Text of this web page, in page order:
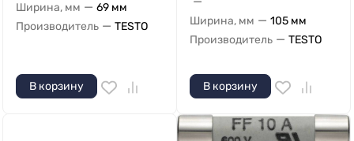
Ширина, мм — 69 мм
Производитель — TESTO
В корзину
Ширина, мм — 105 мм
Производитель — TESTO
В корзину